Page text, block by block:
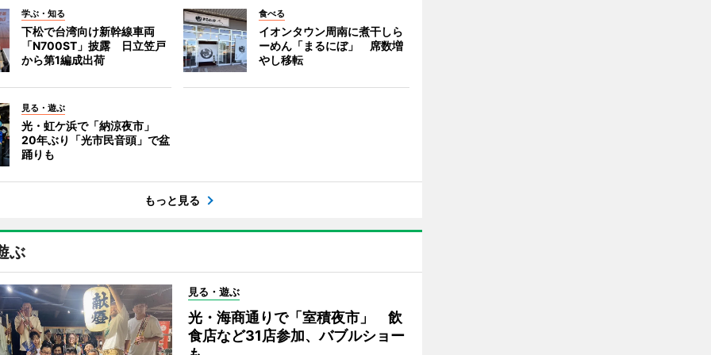
学ぶ・知る
下松で台湾向け新幹線車両
「N700ST」披露 日立笠戸
から第1編成出荷
食べる
イオンタウン周南に煮干しら
ーめん「まるにぼ」 席数増
やし移転
見る・遊ぶ
光・虹ケ浜で「納涼夜市」
20年ぶり「光市民音頭」で盆
踊りも
もっと見る
ぶ
見る・遊ぶ
光・海商通りで「室積夜市」 飲
食店など31店参加、バブルショー